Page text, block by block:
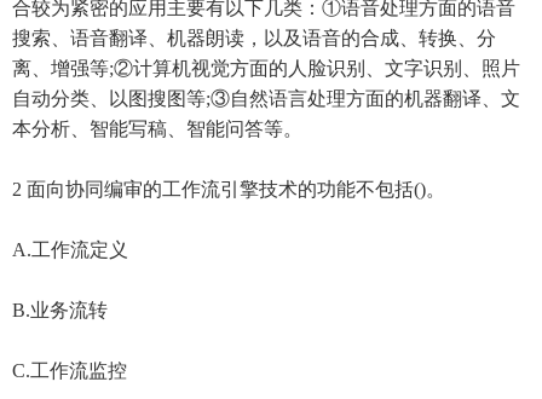
合较为紧密的应用主要有以下几类：①语音处理方面的语音
搜索、语音翻译、机器朗读，以及语音的合成、转换、分
离、增强等;②计算机视觉方面的人脸识别、文字识别、照片
自动分类、以图搜图等;③自然语言处理方面的机器翻译、文
本分析、智能写稿、智能问答等。
2 面向协同编审的工作流引擎技术的功能不包括()。
A.工作流定义
B.业务流转
C.工作流监控